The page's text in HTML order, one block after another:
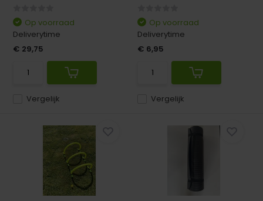
Vergelijk
Op voorraad
Deliverytime
€ 29,75
Vergelijk
Op voorraad
Deliverytime
€ 6,95